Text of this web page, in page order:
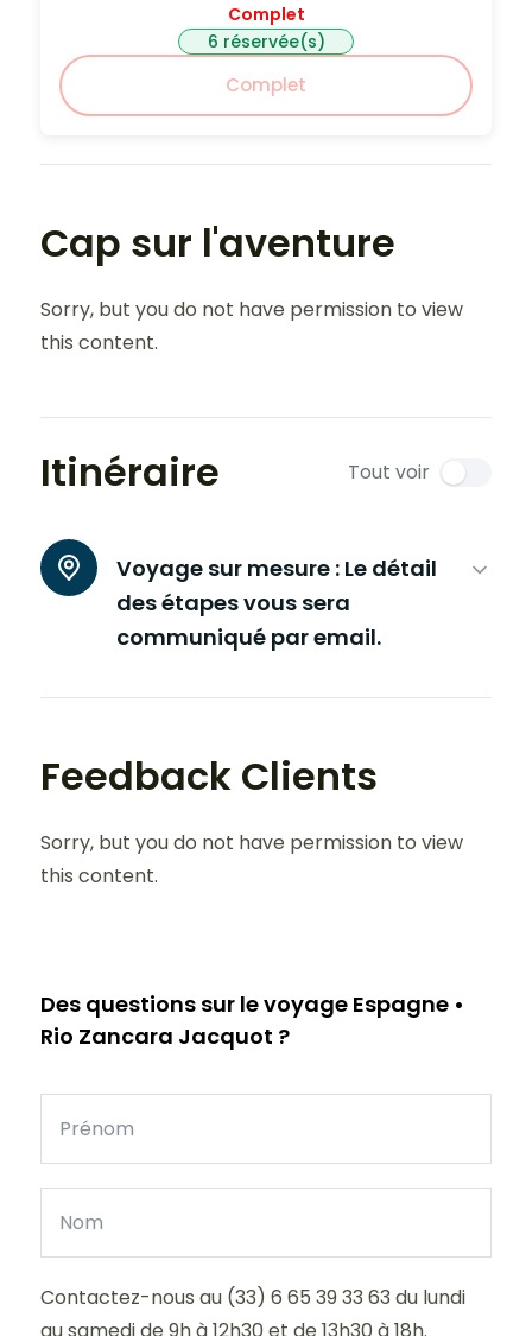
Complet
6 réservée(s)
Complet
Cap sur l'aventure
Sorry, but you do not have permission to view
this content.
Itinéraire Tout voir
Voyage sur mesure : Le détail
des étapes vous sera
communiqué par email.
Feedback Clients
Sorry, but you do not have permission to view
this content.
Des questions sur le voyage Espagne •
Rio Zancara Jacquot ?
Contactez-nous au (33) 6 65 39 33 63 du lundi